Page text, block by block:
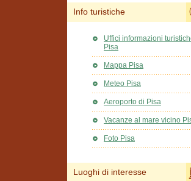
Info turistiche
Uffici informazioni
Pisa
Mappa Pisa
Meteo Pisa
Aeroporto di Pisa
Vacanze al mare vicino
Foto Pisa
Luoghi di interesse